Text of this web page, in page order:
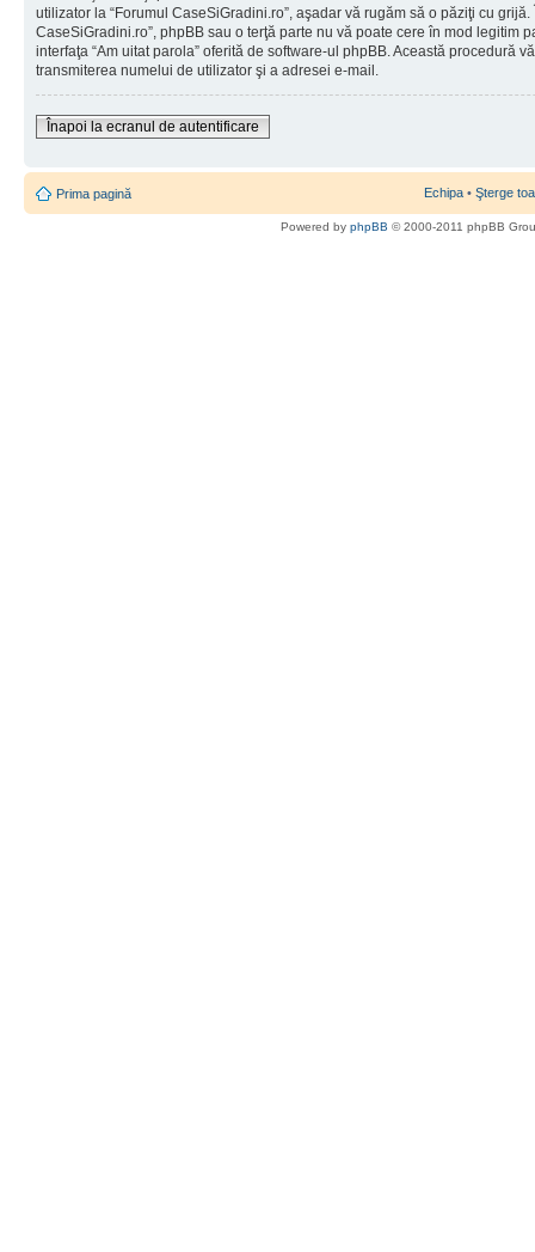
utilizator la “Forumul CaseSiGradini.ro”, aşadar vă rugăm să o păziţi cu
CaseSiGradini.ro”, phpBB sau o terţă parte nu vă poate cere în mod legitim
interfaţa “Am uitat parola” oferită de software-ul phpBB. Această procedură
transmiterea numelui de utilizator şi a adresei e-mail.
Înapoi la ecranul de autentificare
Prima pagină Echipa • Şterge
Powered by phpBB © 2000-2011 phpBB